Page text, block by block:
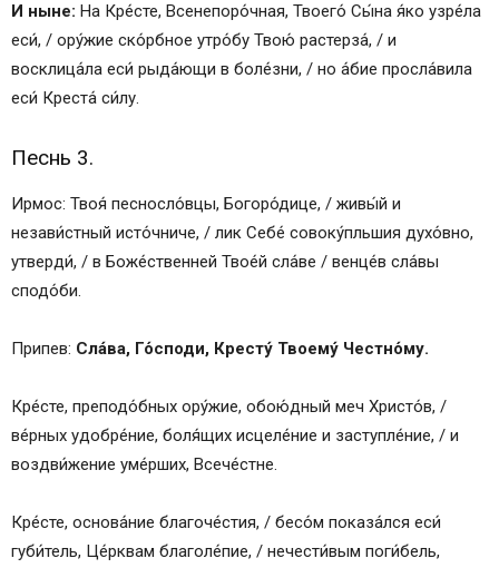
И ныне: На Кре́сте, Всенепоро́чная, Твоего́ Сы́на я́ко узре́ла
еси́, / ору́жие ско́рбное утро́бу Твою́ растерза́, / и
восклица́ла еси́ рыда́ющи в боле́зни, / но а́бие просла́вила
еси́ Креста́ си́лу.
Песнь 3.
Ирмос: Твоя́ песносло́вцы, Богоро́дице, / живы́й и
незави́стный исто́чниче, / лик Себе́ совоку́пльшия духо́вно,
утверди́, / в Боже́ственней Твое́й сла́ве / венце́в сла́вы
сподо́би.
Припев: Сла́ва, Го́споди, Кресту́ Твоему́ Честно́му.
Кре́сте, преподо́бных ору́жие, обою́дный меч Христо́в, /
ве́рных удобре́ние, боля́щих исцеле́ние и заступле́ние, / и
воздви́жение уме́рших, Всече́стне.
Кре́сте, основа́ние благоче́стия, / бесо́м показа́лся еси́
губи́тель, Це́рквам благоле́пие, / нечести́вым поги́бель,